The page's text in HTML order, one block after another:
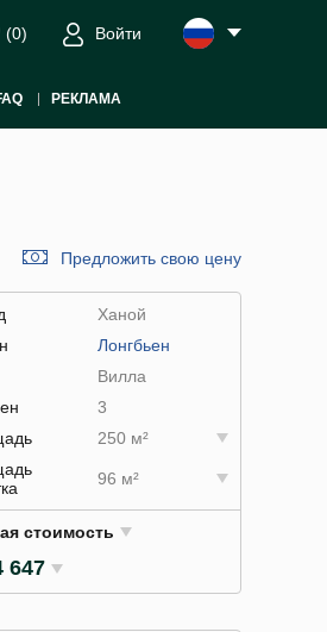
(0) Войти
РЕКЛАМА
Предложить свою цену
Ханой
Лонгбьен
Вилла
3
250 м²
96 м²
стоимость
647